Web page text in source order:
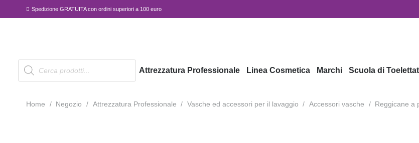
Spedizione GRATUITA con ordini superiori a 100 euro
Products
search
Attrezzatura Professionale Linea Cosmetica Marchi Scuola di
Home / Negozio / Attrezzatura Professionale / Vasche ed accessori per il lavaggio / Accessori vasche / Reggicane a